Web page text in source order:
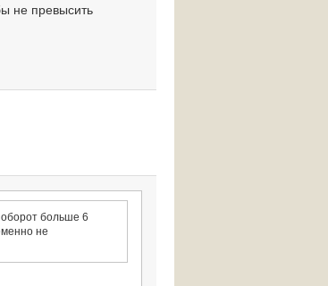
не превысить
оборот больше 6
не